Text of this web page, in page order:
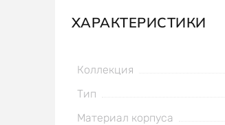
ХАРАКТЕРИСТИКИ
Коллекция
Тип
Материал корпуса